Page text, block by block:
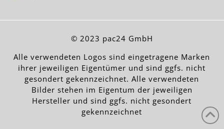
© 2023 pac24 GmbH
Alle verwendeten Logos sind eingetragene Marken
ihrer jeweiligen Eigentümer und sind ggfs. nicht
gesondert gekennzeichnet. Alle verwendeten
Bilder stehen im Eigentum der jeweiligen
Hersteller und sind ggfs. nicht gesondert
gekennzeichnet